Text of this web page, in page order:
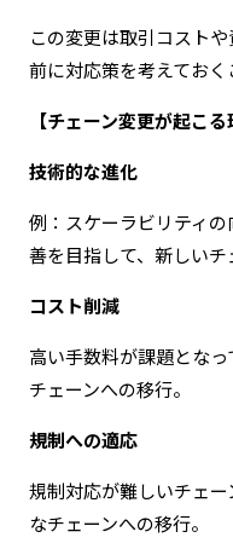
この変更は取引コスト
前に対応策を考えておく
【チェーン変更が起こる
技術的な進化
例：スケーラビリティ
善を目指して、新しいチ
コスト削減
高い手数料が課題とな
チェーンへの移行。
規制への適応
規制対応が難しいチェ
なチェーンへの移行。